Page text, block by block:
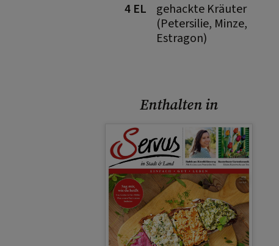
4 EL
gehackte Kräuter
(Petersilie, Minze,
Estragon)
Enthalten in